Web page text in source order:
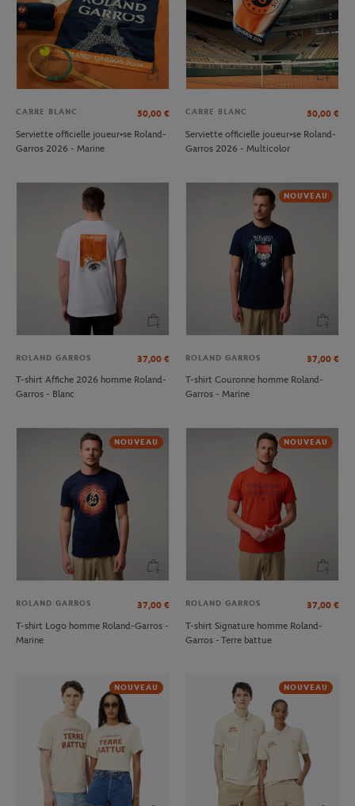
CARRE BLANC 50,00 €
Serviette officielle joueur•se Roland-
Garros 2026 - Marine
CARRE BLANC 50,00 €
Serviette officielle joueur•se Roland-
Garros 2026 - Multicolor
ROLAND GARROS 37,00 €
T-shirt Affiche 2026 homme Roland-
Garros - Blanc
NOUVEAU
ROLAND GARROS 37,00 €
T-shirt Couronne homme Roland-
Garros - Marine
NOUVEAU
ROLAND GARROS 37,00 €
T-shirt Logo homme Roland-Garros -
Marine
NOUVEAU
ROLAND GARROS 37,00 €
T-shirt Signature homme Roland-
Garros - Terre battue
NOUVEAU NOUVEAU